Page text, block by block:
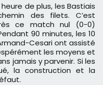
des filets. C’est
ce match nul (0-0)
90 minutes, les 10
Cesari ont assisté
les moyens et
jamais y parvenir. Si les
la construction et la